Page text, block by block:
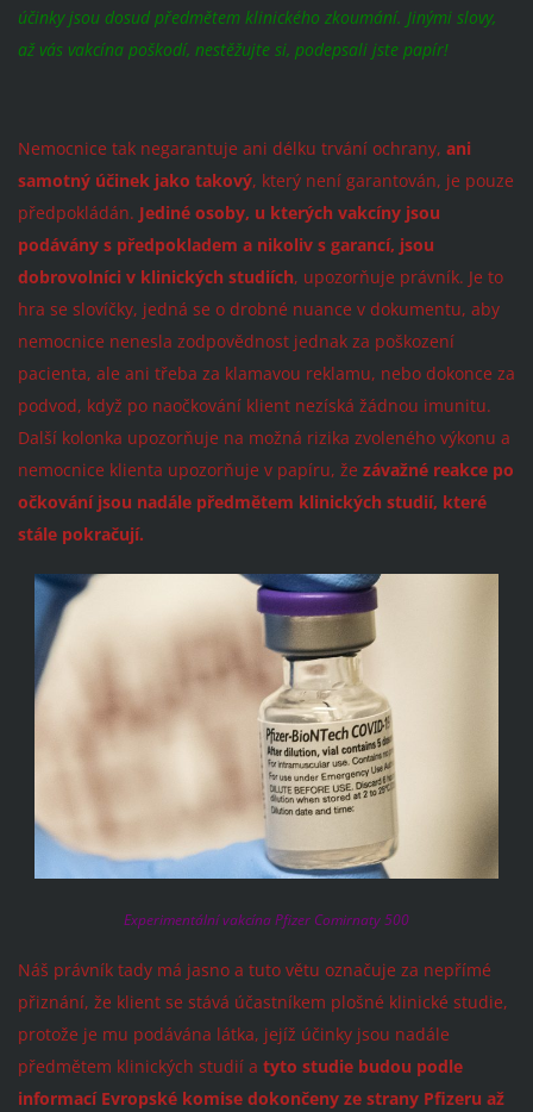
účinky jsou dosud předmětem klinického zkoumání. Jinými slovy,
až vás vakcína poškodí, nestěžujte si, podepsali jste papír!
Nemocnice tak negarantuje ani délku trvání ochrany, ani
samotný účinek jako takový, který není garantován, je pouze
předpokládán. Jediné osoby, u kterých vakcíny jsou
podávány s předpokladem a nikoliv s garancí, jsou
dobrovolníci v klinických studiích, upozorňuje právník. Je to
hra se slovíčky, jedná se o drobné nuance v dokumentu, aby
nemocnice nenesla zodpovědnost jednak za poškození
pacienta, ale ani třeba za klamavou reklamu, nebo dokonce za
podvod, když po naočkování klient nezíská žádnou imunitu.
Další kolonka upozorňuje na možná rizika zvoleného výkonu a
nemocnice klienta upozorňuje v papíru, že závažné reakce po
očkování jsou nadále předmětem klinických studií, které
stále pokračují.
Experimentální vakcína Pfizer Comirnaty 500
Náš právník tady má jasno a tuto větu označuje za nepřímé
přiznání, že klient se stává účastníkem plošné klinické studie,
protože je mu podávána látka, jejíž účinky jsou nadále
předmětem klinických studií a tyto studie budou podle
informací Evropské komise dokončeny ze strany Pfizeru až